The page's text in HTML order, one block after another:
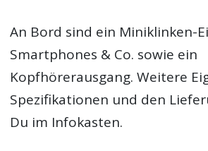
An Bord sind ein Miniklinken-
Smartphones & Co. sowie ein
Kopfhörerausgang. Weitere
Spezifikationen und den
Du im Infokasten.